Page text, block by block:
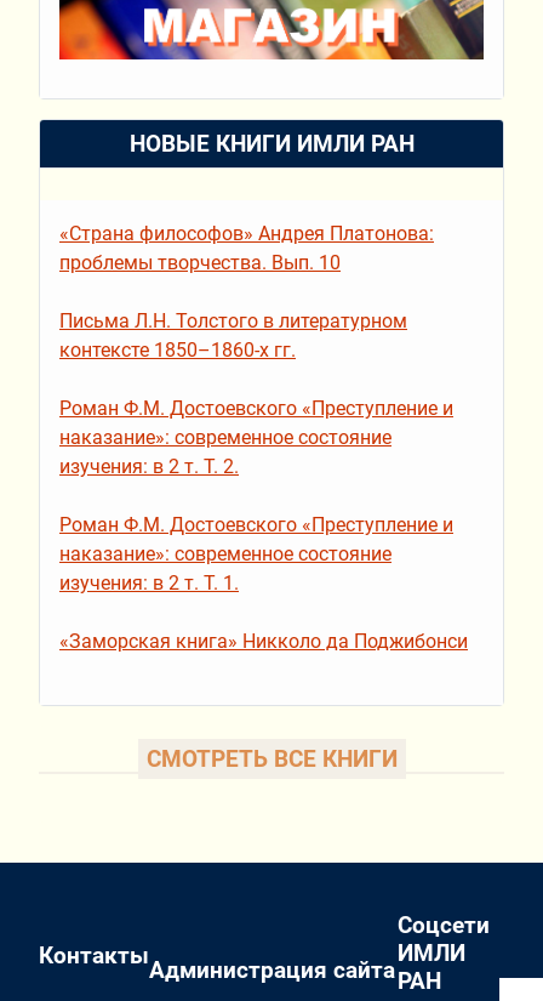
НОВЫЕ КНИГИ ИМЛИ РАН
«Страна философов» Андрея Платонова:
проблемы творчества. Вып. 10
Письма Л.Н. Толстого в литературном
контексте 1850–1860-х гг.
Роман Ф.М. Достоевского «Преступление и
наказание»: современное состояние
изучения: в 2 т. Т. 2.
Роман Ф.М. Достоевского «Преступление и
наказание»: современное состояние
изучения: в 2 т. Т. 1.
«Заморская книга» Никколо да Поджибонси
СМОТРЕТЬ ВСЕ КНИГИ
Контакты
Администрация сайта
Соцсети
ИМЛИ
РАН